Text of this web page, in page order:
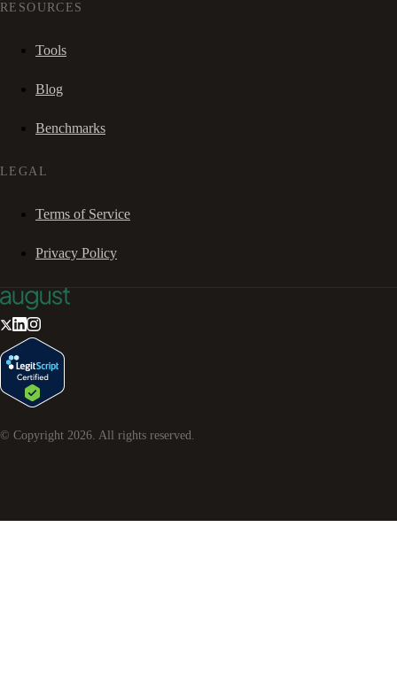
RESOURCES
Tools
Blog
Benchmarks
LEGAL
Terms of Service
Privacy Policy
© Copyright 2026 . All rights reserved.